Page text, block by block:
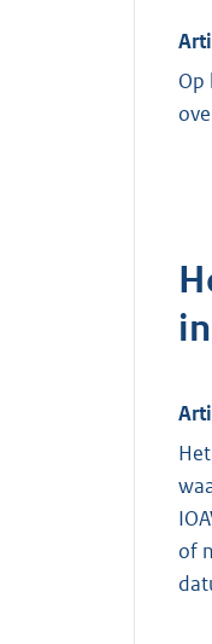
Op
of